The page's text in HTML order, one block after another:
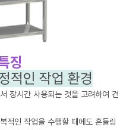
징
적인 작업 환경
장시간 사용되는 것을 고려하여 견
적인 작업을 수행할 때에도 흔들림